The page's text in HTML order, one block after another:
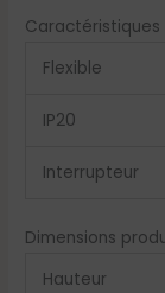
Flexible
IP20
Interrupteur
Dimensions
Hauteur